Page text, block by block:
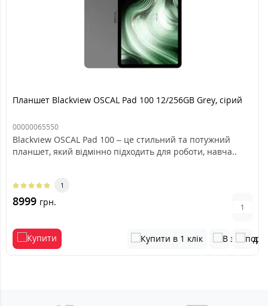
Планшет Blackview OSCAL Pad 100 12/256GB Grey, сірий
00000065550
Blackview OSCAL Pad 100 – це стильний та потужний
планшет, який відмінно підходить для роботи, навча..
1
8999 грн.